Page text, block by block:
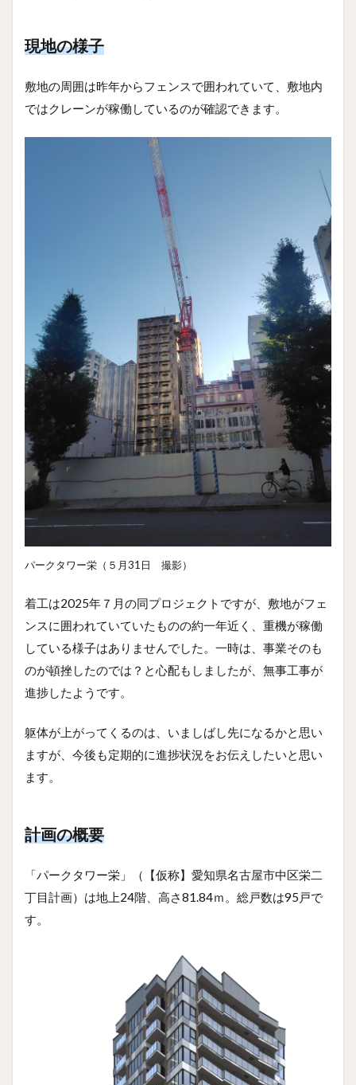
現地の様子
敷地の周囲は昨年からフェンスで囲われていて、敷地内
ではクレーンが稼働しているのが確認できます。
パークタワー栄（５月31日 撮影）
着工は2025年７月の同プロジェクトですが、敷地がフェ
ンスに囲われていていたものの約一年近く、重機が稼働
している様子はありませんでした。一時は、事業そのも
のが頓挫したのでは？と心配もしましたが、無事工事が
進捗したようです。
躯体が上がってくるのは、いましばし先になるかと思い
ますが、今後も定期的に進捗状況をお伝えしたいと思い
ます。
計画の概要
「パークタワー栄」（【仮称】愛知県名古屋市中区栄二
丁目計画）は地上24階、高さ81.84ｍ。総戸数は95戸で
す。